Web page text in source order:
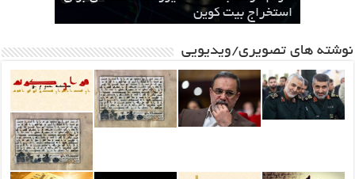
مشهد
در مشهد
سطحی
باشد ، یک مطالبه بین المللی خواهد شد
استخراج بیت کوین
نوشته های تصویری/ویدیویی